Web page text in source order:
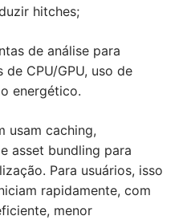
hitches;
de análise para
CPU/GPU, uso de
energético.
usam caching,
asset bundling para
Para usuários, isso
rapidamente, com
menor